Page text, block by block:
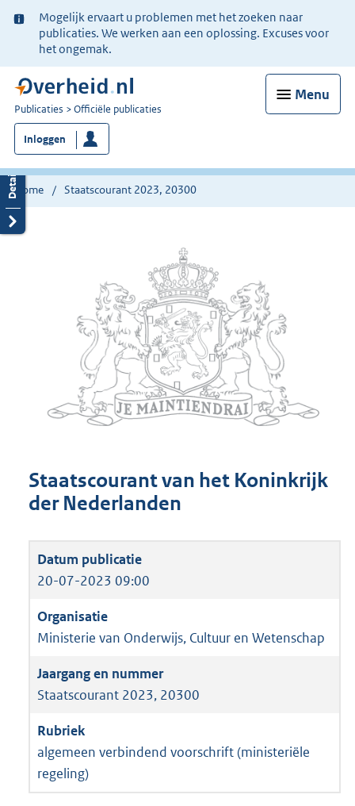
Ter
informatie:
Mogelijk ervaart u problemen met het zoeken naar
publicaties. We werken aan een oplossing. Excuses voor
het ongemak.
Menu
U
bent
nu
hier:
Publicaties Officiële publicaties
Inloggen
Home Staatscourant 2023, 20300
Staatscourant van het Koninkrijk
der Nederlanden
20-07-2023 09:00
Ministerie van Onderwijs, Cultuur en Wetenschap
Staatscourant 2023, 20300
algemeen verbindend voorschrift (ministeriële
regeling)